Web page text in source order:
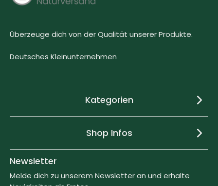
Überzeuge dich von der Qualität unserer Produkte.
Deutsches Kleinunternehmen
Kategorien
Shop Infos
Newsletter
Melde dich zu unserem Newsletter an und erhalte